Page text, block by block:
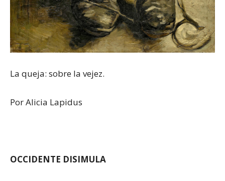
La queja: sobre la vejez.
Por Alicia Lapidus
OCCIDENTE DISIMULA